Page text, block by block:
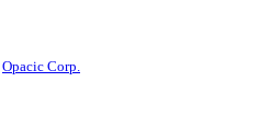
Opacic Corp.